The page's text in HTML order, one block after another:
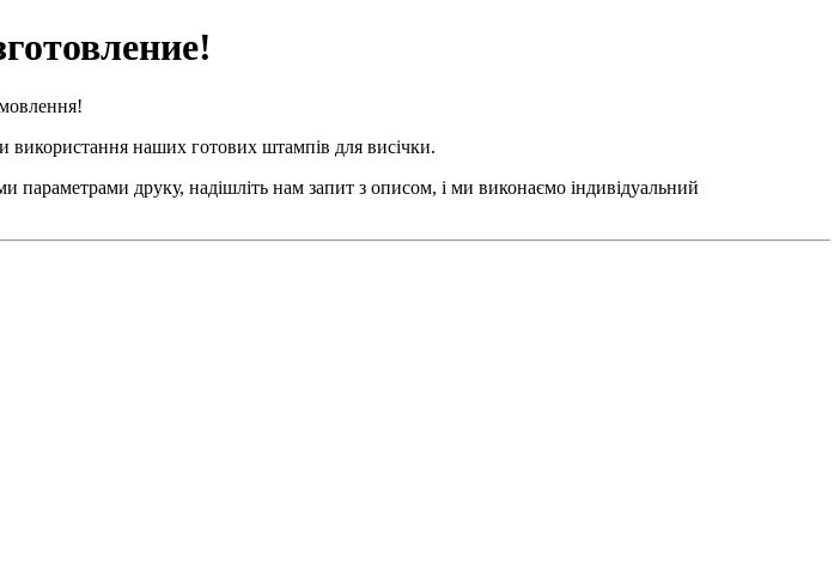
використання наших готових штампів для висічки.
параметрами друку, надішліть нам запит з описом, і ми виконаємо індивідуальний